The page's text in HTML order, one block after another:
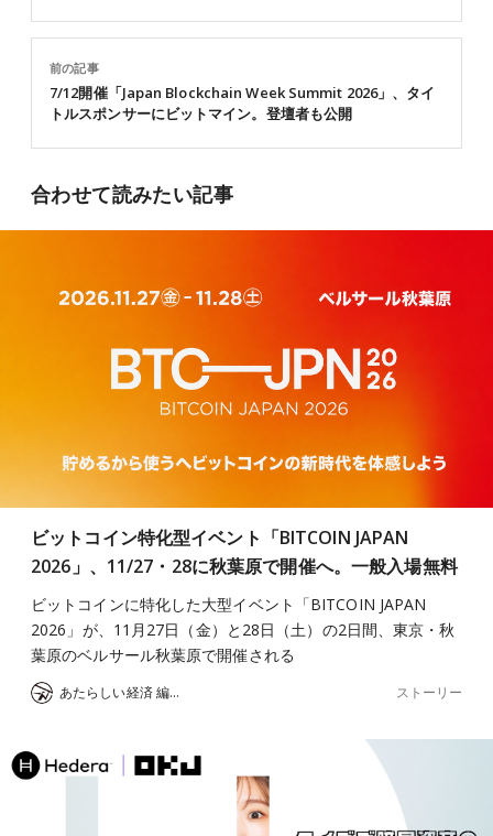
前の記事
7/12開催「Japan Blockchain Week Summit 2026」、タイ
トルスポンサーにビットマイン。登壇者も公開
合わせて読みたい記事
ビットコイン特化型イベント「BITCOIN JAPAN
2026」、11/27・28に秋葉原で開催へ。一般入場無料
ビットコインに特化した大型イベント「BITCOIN JAPAN
2026」が、11月27日（金）と28日（土）の2日間、東京・秋
葉原のベルサール秋葉原で開催される
あたらしい経済 編集部 ストーリー